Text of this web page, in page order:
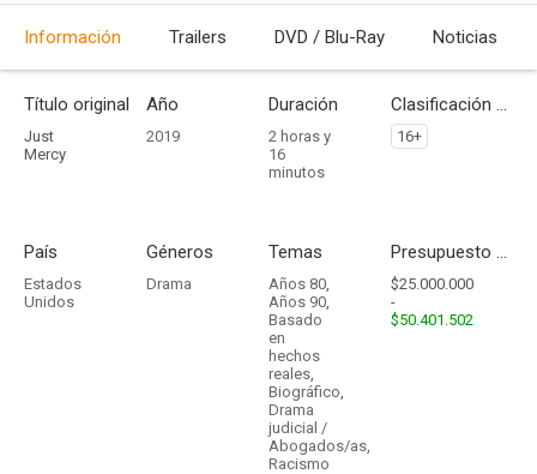
Información Trailers DVD / Blu-Ray Noticias
Título original
Just
Mercy
Año
2019
Duración
2 horas y
16
minutos
Clasificación por edades
16+
País
Estados
Unidos
Géneros
Drama
Temas
Años 80,
Años 90,
Basado
en
hechos
reales,
Biográfico,
Drama
judicial /
Abogados/as,
Racismo
Presupuesto - Ingresos
$25.000.000
-
$50.401.502